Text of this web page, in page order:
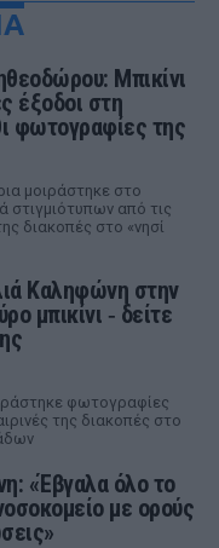
Μπικίνι
έξοδοι στη
φωτογραφίες της
μοιράστηκε στο
στιγμιότυπων από τις
διακοπές στο «νησί
Καληφώνη στην
μπικίνι ‑ δείτε
φωτογραφίες
της διακοπές στο
«Έβγαλα όλο το
με ορούς